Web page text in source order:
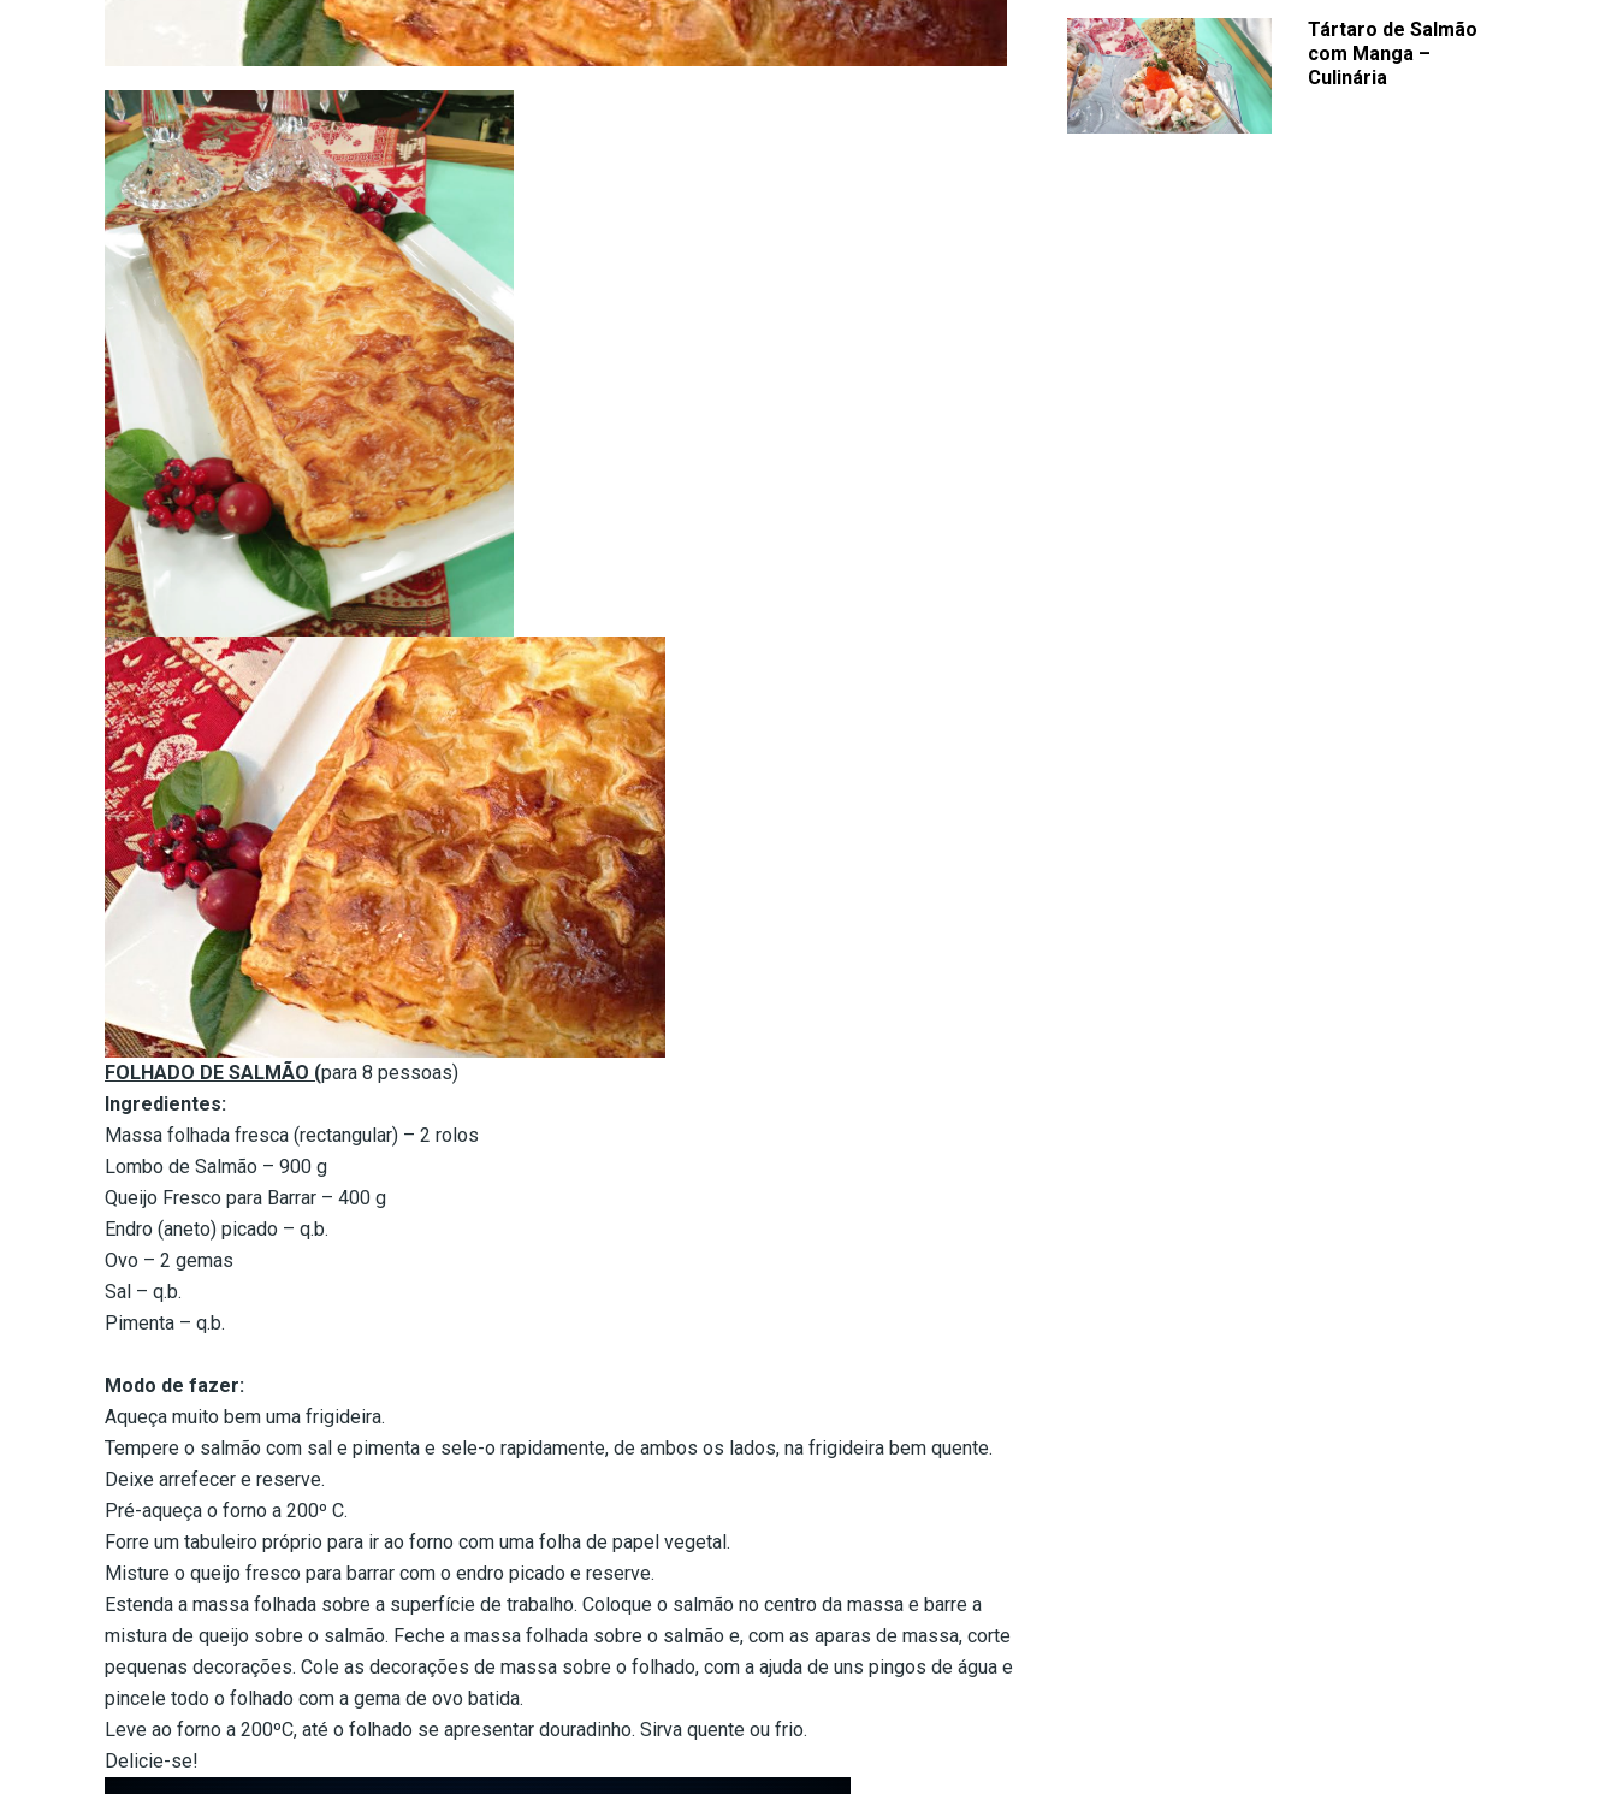
FOLHADO DE SALMÃO (para 8 pessoas)
Ingredientes:
Massa folhada fresca (rectangular) – 2 rolos
Lombo de Salmão – 900 g
Queijo Fresco para Barrar – 400 g
Endro (aneto) picado – q.b.
Ovo – 2 gemas
Sal – q.b.
Pimenta – q.b.
Modo de fazer:
Aqueça muito bem uma frigideira.
Tempere o salmão com sal e pimenta e sele-o rapidamente, de ambos os lados, na frigideira bem quente.
Deixe arrefecer e reserve.
Pré-aqueça o forno a 200º C.
Forre um tabuleiro próprio para ir ao forno com uma folha de papel vegetal.
Misture o queijo fresco para barrar com o endro picado e reserve.
Estenda a massa folhada sobre a superfície de trabalho. Coloque o salmão no centro da massa e barre a
mistura de queijo sobre o salmão. Feche a massa folhada sobre o salmão e, com as aparas de massa, corte
pequenas decorações. Cole as decorações de massa sobre o folhado, com a ajuda de uns pingos de água e
pincele todo o folhado com a gema de ovo batida.
Leve ao forno a 200ºC, até o folhado se apresentar douradinho. Sirva quente ou frio.
Delicie-se!
Tártaro de Salmão
com Manga –
Culinária